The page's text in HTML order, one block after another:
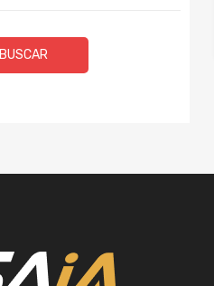
BUSCAR